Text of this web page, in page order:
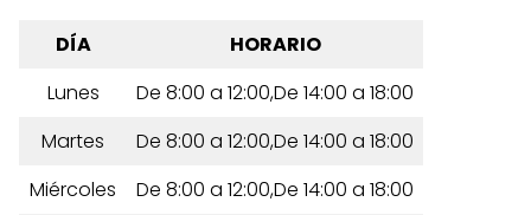
DÍA
HORARIO
Lunes
De 8:00 a 12:00,De 14:00 a 18:00
Martes
De 8:00 a 12:00,De 14:00 a 18:00
Miércoles
De 8:00 a 12:00,De 14:00 a 18:00